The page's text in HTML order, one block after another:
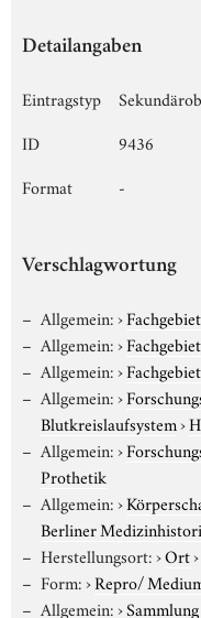
Detailangaben
Eintragstyp
ID
9436
Format
-
Verschlagwortung
Allgemein:›Fachgebiet
Allgemein:›Fachgebiet
Allgemein:›Fachgebiet
Allgemein:›
Blutkreislaufsystem›
Allgemein:›
Prothetik
Allgemein:›
Berliner
Herstellungsort:›Ort›
Form:›Repro/
Allgemein:›Sammlung